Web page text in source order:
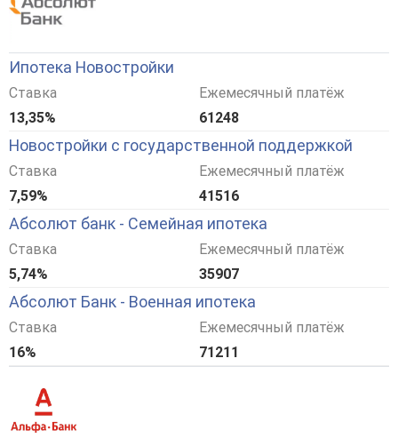
Ипотека Новостройки
Ставка
13,35%
Ежемесячный платёж
61248
Новостройки с государственной поддержкой
Ставка
7,59%
Ежемесячный платёж
41516
Абсолют банк - Семейная ипотека
Ставка
5,74%
Ежемесячный платёж
35907
Абсолют Банк - Военная ипотека
Ставка
16%
Ежемесячный платёж
71211